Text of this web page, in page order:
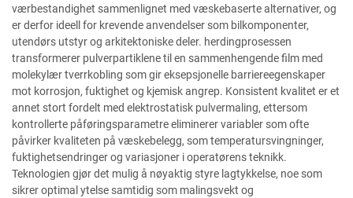
værbestandighet sammenlignet med væskebaserte alternativer, og
er derfor ideell for krevende anvendelser som bilkomponenter,
utendørs utstyr og arkitektoniske deler. herdingprosessen
transformerer pulverpartiklene til en sammenhengende film med
molekylær tverrkobling som gir eksepsjonelle barriereegenskaper
mot korrosjon, fuktighet og kjemisk angrep. Konsistent kvalitet er et
annet stort fordelt med elektrostatisk pulvermaling, ettersom
kontrollerte påføringsparametre eliminerer variabler som ofte
påvirker kvaliteten på væskebelegg, som temperatursvingninger,
fuktighetsendringer og variasjoner i operatørens teknikk.
Teknologien gjør det mulig å nøyaktig styre lagtykkelse, noe som
sikrer optimal ytelse samtidig som malingsvekt og